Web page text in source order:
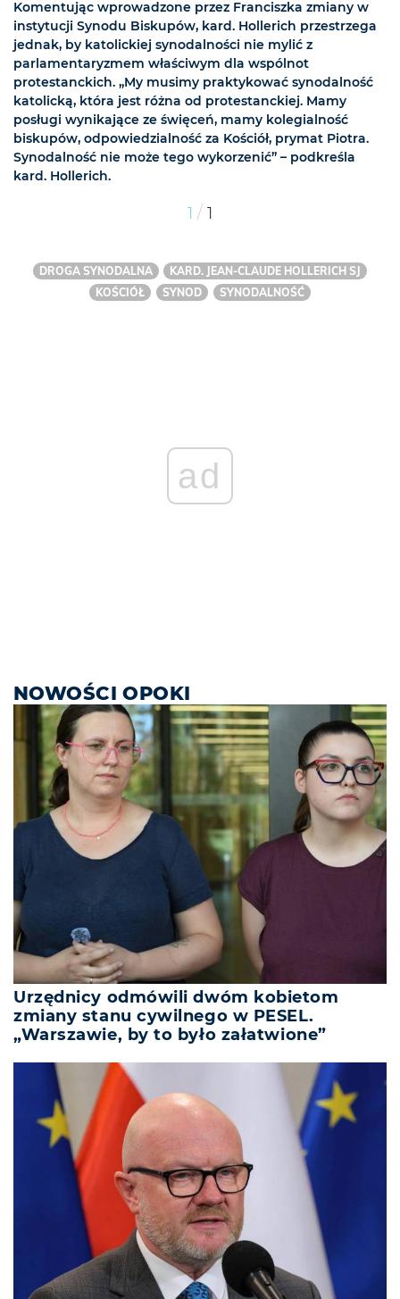
Komentując wprowadzone przez Franciszka zmiany w
instytucji Synodu Biskupów, kard. Hollerich przestrzega
jednak, by katolickiej synodalności nie mylić z
parlamentaryzmem właściwym dla wspólnot
protestanckich. „My musimy praktykować synodalność
katolicką, która jest różna od protestanckiej. Mamy
posługi wynikające ze święceń, mamy kolegialność
biskupów, odpowiedzialność za Kościół, prymat Piotra.
Synodalność nie może tego wykorzenić” – podkreśla
kard. Hollerich.
1 / 1
DROGA SYNODALNA
KARD. JEAN-CLAUDE HOLLERICH SJ
KOŚCIÓŁ
SYNOD SYNODALNOŚĆ
ad
NOWOŚCI OPOKI
Urzędnicy odmówili dwóm kobietom
zmiany stanu cywilnego w PESEL.
„Warszawie, by to było załatwione”